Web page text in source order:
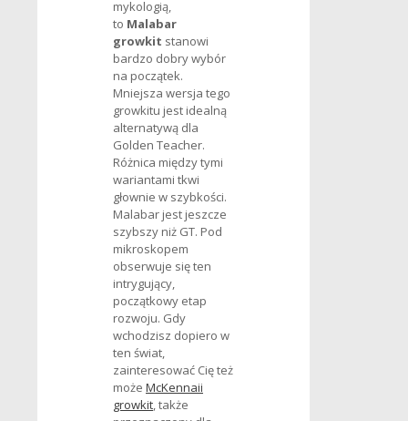
mykologią,
to Malabar
growkit stanowi
bardzo dobry wybór
na początek.
Mniejsza wersja tego
growkitu jest idealną
alternatywą dla
Golden Teacher.
Różnica między tymi
wariantami tkwi
głownie w szybkości.
Malabar jest jeszcze
szybszy niż GT. Pod
mikroskopem
obserwuje się ten
intrygujący,
początkowy etap
rozwoju. Gdy
wchodzisz dopiero w
ten świat,
zainteresować Cię też
może McKennaii
growkit, także